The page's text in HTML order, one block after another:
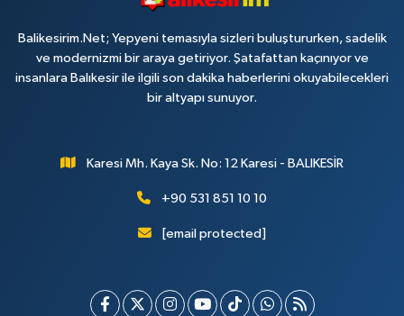
Balikesirim.Net; Yepyeni temasıyla sizleri buluştururken, sadelik
ve modernizmi bir araya getiriyor. Şatafattan kaçınıyor ve
insanlara Balıkesir ile ilgili son dakika haberlerini okuyabilecekleri
bir altyapı sunuyor.
Karesi Mh. Kaya Sk. No: 12 Karesi - BALIKESİR
+90 531 851 10 10
[email protected]